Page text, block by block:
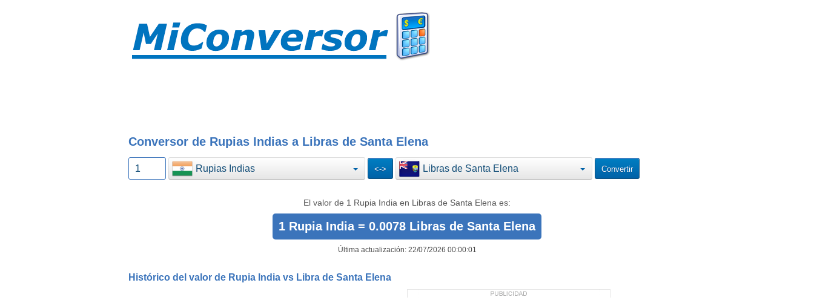
Conversor de Rupias Indias a Libras de Santa Elena
Rupias Indias Libras de Santa Elena
El valor de 1 Rupia India en Libras de Santa Elena es:
1 Rupia India = 0.0078 Libras de Santa Elena
Última actualización: 22/07/2026 00:00:01
Histórico del valor de Rupia India vs Libra de Santa Elena